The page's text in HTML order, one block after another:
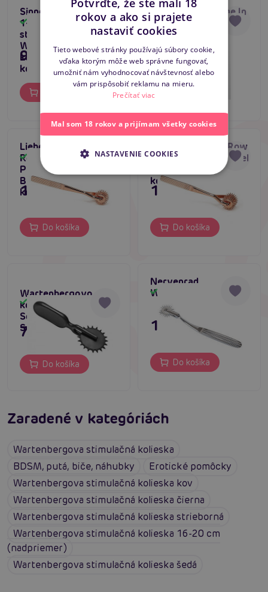
Sinner Gear Pinwheel
1-Wheel Silver,
strieborné
Wartenbergovo
koliesko s jedným
kotúčom
9,96 €
TABOOM Bondage In
Luxury Wartenberg
Wheel, stimulačné
koliesko
Skladom
15,80 €
Liebe Seele Three-
Row Wartenberg
Pinwheel (Rose Gold),
BDSM koliesko na
koži
Skladom
15,80 €
Do košíka
Liebe Seele Five-Row
Wartenberg Pinwheel
(Rose Gold), BDSM
koliesko na koži
Skladom
19,80 €
Do košíka
Wartenbergovo
koliesko Master
Series Lil Devil Mini
Sensation Wheel
Skladom
7,80 €
Do košíka
Nervenrad
Wartenberg Wheel
19,80 €
Do košíka
Zaradené v kategóriách
Wartenbergova stimulačná kolieska
BDSM, putá, biče, náhubky
Erotické pomôcky
Wartenbergova stimulačná kolieska kov
Wartenbergova stimulačná kolieska čierna
Wartenbergova stimulačná kolieska strieborná
Wartenbergova stimulačná kolieska 16-20 cm
(nadpriemer)
Wartenbergova stimulačná kolieska šedá
CZECH
ENGLISH
rokov a ako si prajete
nastaviť cookies
Tieto webové stránky používajú súbory cookie,
vďaka ktorým môže web správne fungovať,
umožniť nám vyhodnocovať návštevnosť alebo
vám prispôsobiť reklamu na mieru.
Prečítať viac
Mal som 18 rokov a prijímam všetky cookies
NASTAVENIE COOKIES